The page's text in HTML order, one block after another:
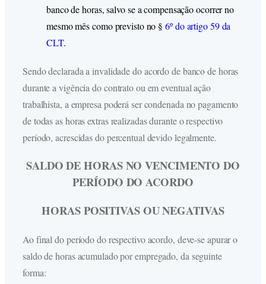
banco de horas, salvo se a compensação ocorrer no
mesmo mês como previsto no §6º do artigo 59 da
CLT.
Sendo declarada a invalidade do acordo de banco de horas
durante a vigência do contrato ou em eventual ação
trabalhista, a empresa poderá ser condenada no pagamento
de todas as horas extras realizadas durante o respectivo
período, acrescidas do percentual devido legalmente.
SALDO DE HORAS NO VENCIMENTO DO
PERÍODO DO ACORDO
HORAS POSITIVAS OU NEGATIVAS
Ao final do período do respectivo acordo, deve-se apurar o
saldo de horas acumulado por empregado, da seguinte
forma: